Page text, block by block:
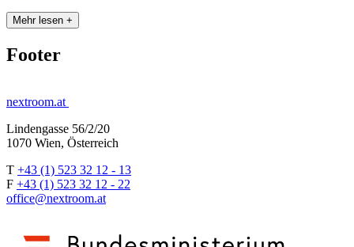
Mehr lesen +
Footer
nextroom.at
Lindengasse 56/2/20
1070 Wien, Österreich
T +43 (1) 523 32 12 - 13
F +43 (1) 523 32 12 - 22
office@nextroom.at